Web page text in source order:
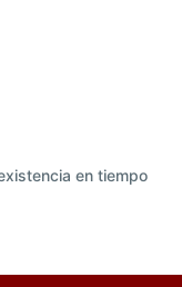
en tiempo